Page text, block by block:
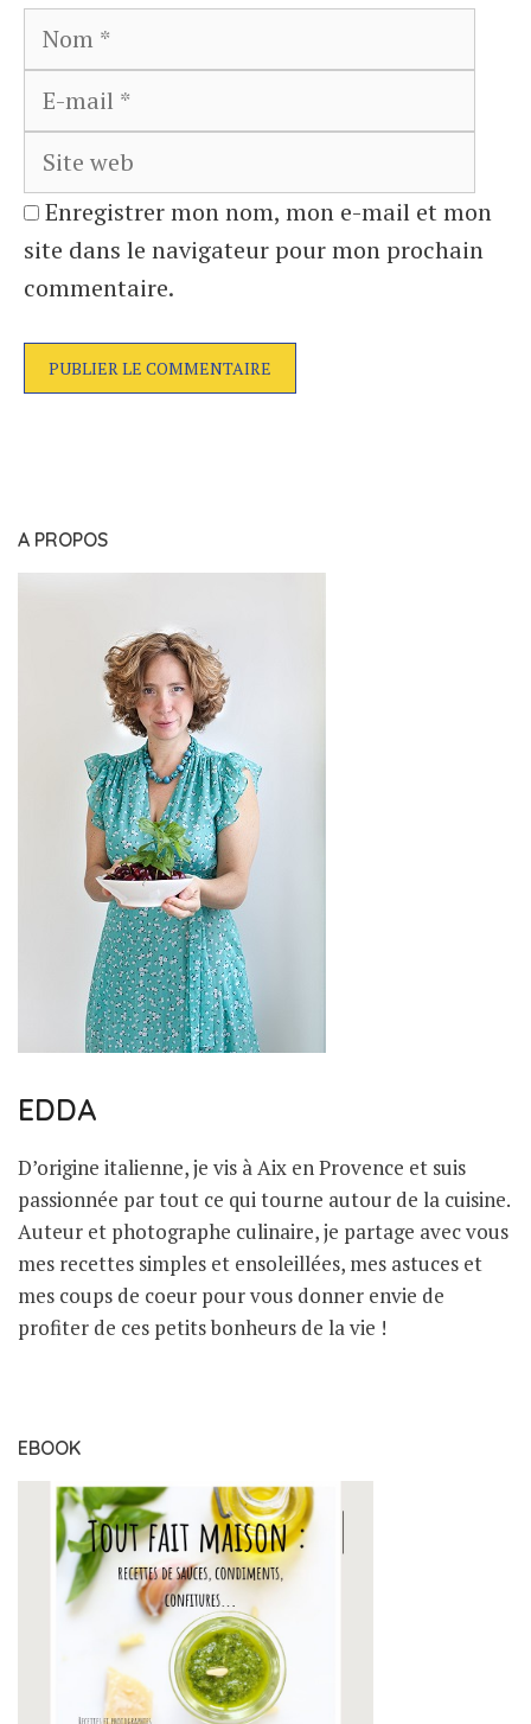
Nom
Enregistrer mon nom, mon e-mail et mon
site dans le navigateur pour mon prochain
commentaire.
A PROPOS
EDDA
D’origine italienne, je vis à Aix en Provence et suis
passionnée par tout ce qui tourne autour de la cuisine.
Auteur et photographe culinaire, je partage avec vous
mes recettes simples et ensoleillées, mes astuces et
mes coups de coeur pour vous donner envie de
profiter de ces petits bonheurs de la vie !
EBOOK